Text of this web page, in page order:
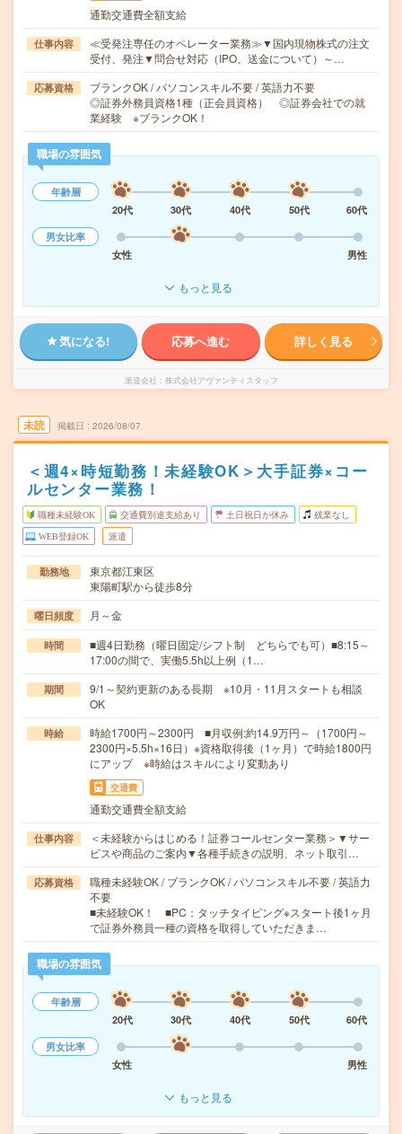
通勤交通費全額支給
仕事内容
≪受発注専任のオペレーター業務≫▼国内現物株式の注文
受付、発注▼問合せ対応（IPO、送金について）～…
応募資格
ブランクOK / パソコンスキル不要 / 英語力不要
◎証券外務員資格1種（正会員資格） ◎証券会社での就
業経験 ※ブランクOK！
職場の雰囲気
年齢層
20代
30代 40代 50代
60代
男女比率
女性
男性
もっと見る
気になる! 応募へ進む 詳しく見る
派遣会社 株式会社アヴァンティスタッフ
未読 掲載日 2026/08/07
＜週4×時短勤務！未経験OK＞大手証券×コー
ルセンター業務！
職種未経験OK 交通費別途支給あり 土日祝日が休み 残業なし
WEB登録OK 派遣
勤務地
東京都江東区
東陽町駅から徒歩8分
曜日頻度 月～金
時間
■週4日勤務（曜日固定/シフト制 どちらでも可）■8:15～
17:00の間で、実働5.5h以上例（1…
期間
9/1～契約更新のある長期 ※10月・11月スタートも相談
OK
時給
時給1700円～2300円 ■月収例:約14.9万円～（1700円～
2300円×5.5h×16日）※資格取得後（1ヶ月）で時給1800円
にアップ ※時給はスキルにより変動あり
交通費
通勤交通費全額支給
仕事内容
＜未経験からはじめる！証券コールセンター業務＞▼サー
ビスや商品のご案内▼各種手続きの説明、ネット取引…
応募資格
職種未経験OK / ブランクOK / パソコンスキル不要 / 英語力
不要
■未経験OK！ ■PC：タッチタイピング※スタート後1ヶ月
で証券外務員一種の資格を取得していただきま…
職場の雰囲気
年齢層
20代
30代 40代 50代
60代
男女比率
女性
男性
もっと見る